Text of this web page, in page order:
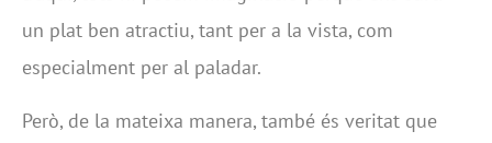
un plat ben atractiu, tant per a la vista, com
especialment per al paladar.
Però, de la mateixa manera, també és veritat que